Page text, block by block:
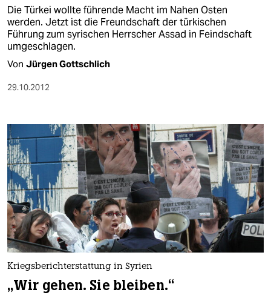
Die Türkei wollte führende Macht im Nahen Osten
werden. Jetzt ist die Freundschaft der türkischen
Führung zum syrischen Herrscher Assad in Feindschaft
umgeschlagen.
Von Jürgen Gottschlich
29.10.2012
Kriegsberichterstattung in Syrien
„Wir gehen. Sie bleiben.“